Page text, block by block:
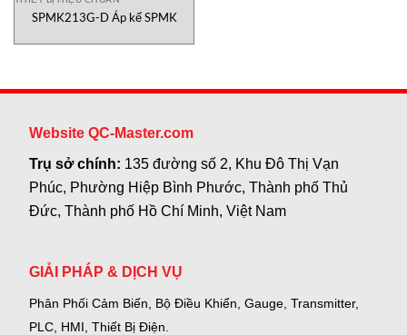
SPMK213G-D Áp kế SPMK
Website QC-Master.com
Trụ sở chính: 135 đường số 2, Khu Đô Thị Vạn
Phúc, Phường Hiệp Bình Phước, Thành phố Thủ
Đức, Thành phố Hồ Chí Minh, Việt Nam
GIẢI PHÁP & DỊCH VỤ
Phân Phối Cảm Biến, Bộ Điều Khiển, Gauge, Transmitter,
PLC, HMI, Thiết Bị Điện.